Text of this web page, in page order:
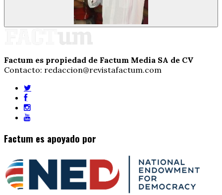
Factum es propiedad de Factum Media SA de CV
Contacto: redaccion@revistafactum.com
Factum es apoyado por